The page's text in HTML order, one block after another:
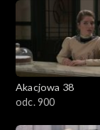
Akacjowa 38
odc. 900